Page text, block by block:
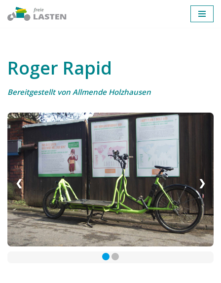
Roger Rapid
Bereitgestellt von Allmende Holzhausen
❮ ❯